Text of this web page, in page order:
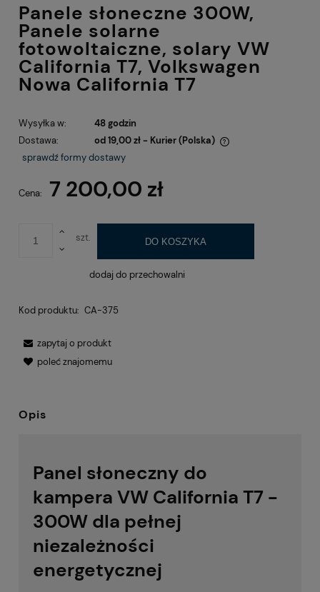
Panele słoneczne 300W,
Panele solarne
fotowoltaiczne, solary VW
California T7, Volkswagen
Nowa California T7
Wysyłka w:
48 godzin
Dostawa:
od 19,00 zł - Kurier (Polska)
Cena nie zawiera ewentualnych kosztów płatności
sprawdź formy dostawy
Cena: 7 200,00 zł
szt. DO KOSZYKA
dodaj do przechowalni
Kod produktu: CA-375
zapytaj o produkt
poleć znajomemu
Opis
Panel słoneczny do
kampera VW California T7 -
300W dla pełnej
niezależności
energetycznej